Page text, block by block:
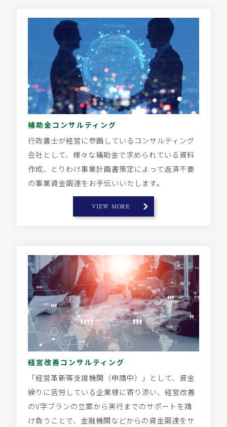
補助金コンサルティング
行政書士が経営に参画しているコンサルティング
会社として、様々な補助金で求められている資料
作成、とりわけ事業計画書策定によって返済不要
の事業資金調達をお手伝いいたします。
VIEW MORE
経営改善コンサルティング
「経営革新等支援機関（申請中）」として、資金
繰りに苦労している企業様に寄り添い、経営改善
のV字ブランの立案から実行までのサポートを請
け負うことで、金融機関などからの資金調達をサ